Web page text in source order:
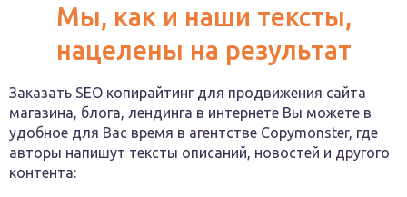
Мы, как и наши тексты,
нацелены на результат
Заказать SEO копирайтинг для продвижения сайта
магазина, блога, лендинга в интернете Вы можете в
удобное для Вас время в агентстве Сopymonster, где
авторы напишут тексты описаний, новостей и другого
контента: